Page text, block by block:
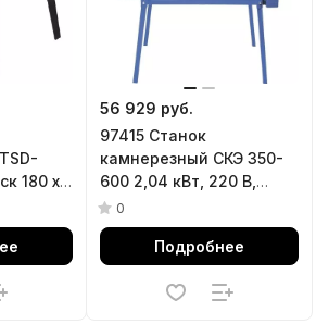
180 х
56 929 руб.
97415 Станок
камнерезный СКЭ 350-
600 2,04 кВт, 220 В,
2800об/мин, длина реза
600 мм глубина реза 100
0
Подробнее